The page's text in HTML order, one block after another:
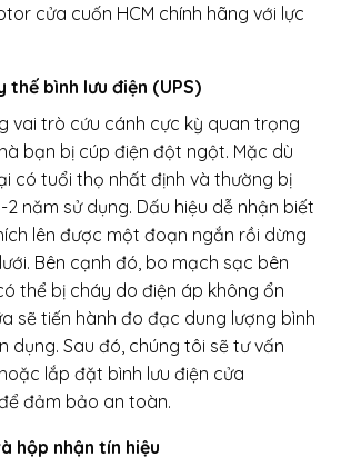
cửa cuốn HCM chính hãng với lực
thế bình lưu điện (UPS)
vai trò cứu cánh cực kỳ quan trọng
bạn bị cúp điện đột ngột. Mặc dù
có tuổi thọ nhất định và thường bị
2 năm sử dụng. Dấu hiệu dễ nhận biết
lên được một đoạn ngắn rồi dừng
Bên cạnh đó, bo mạch sạc bên
thể bị cháy do điện áp không ổn
sẽ tiến hành đo đạc dung lượng bình
dụng. Sau đó, chúng tôi sẽ tư vấn
lắp đặt bình lưu điện cửa
đảm bảo an toàn.
hộp nhận tín hiệu